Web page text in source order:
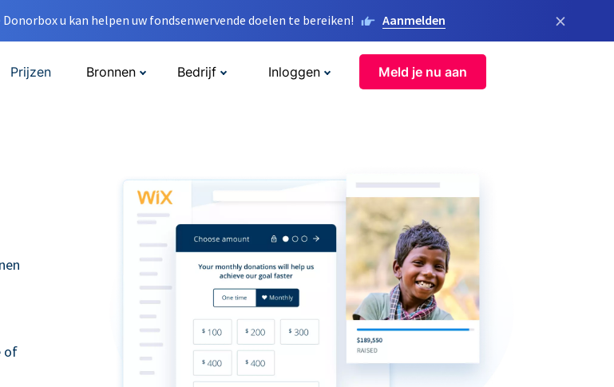
u kan helpen uw fondsenwervende doelen te bereiken! Aanmelden ×
Prijzen Bronnen Bedrijf Inloggen Meld je nu aan
of